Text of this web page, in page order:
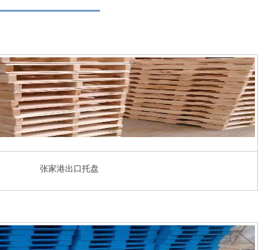
张家港出口托盘